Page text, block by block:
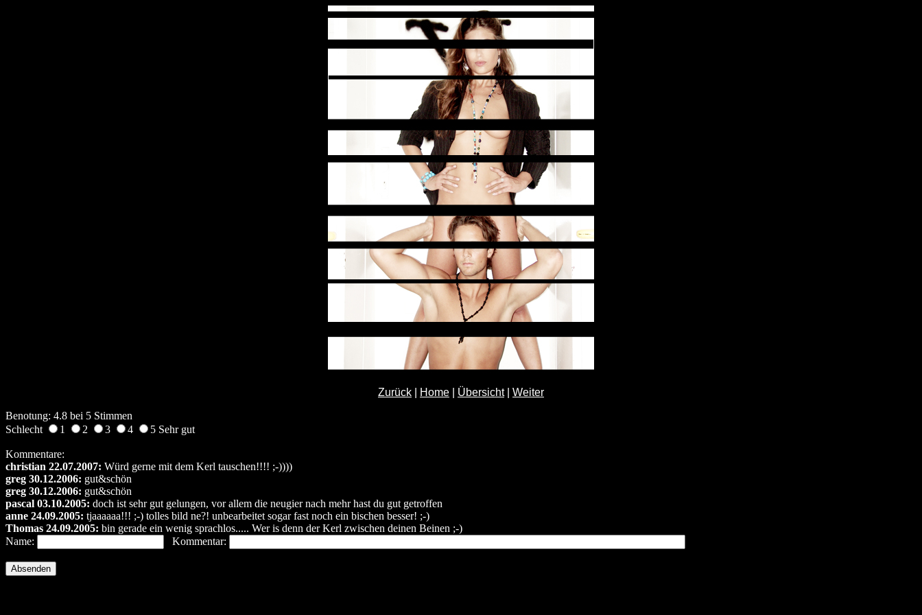
Zurück Home Übersicht| Weiter
Benotung: 4.8 bei 5 Stimmen
Schlecht
1 2 3 4 5 Sehr gut
Kommentare:
christian 22.07.2007: Würd gerne mit dem Kerl tauschen!!!! ;-))))
greg 30.12.2006: gut&schön
greg 30.12.2006: gut&schön
pascal 03.10.2005: doch ist sehr gut gelungen, vor allem die neugier nach mehr hast du gut getroffen
anne 24.09.2005: tjaaaaaa!!! ;-) tolles bild ne?! unbearbeitet sogar fast noch ein bischen besser! ;-)
Thomas 24.09.2005: bin gerade ein wenig sprachlos..... Wer is denn der Kerl zwischen deinen Beinen ;-)
Name:
Kommentar: